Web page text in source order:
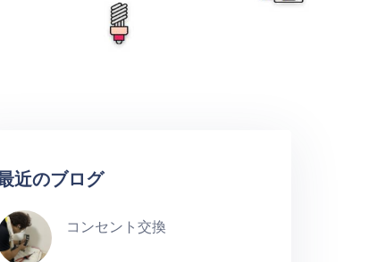
近のブログ
コンセント交換